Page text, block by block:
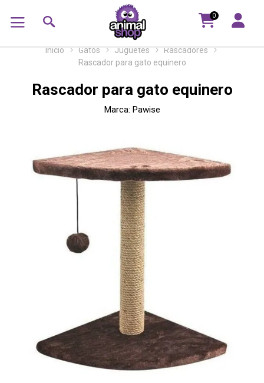
0
Inicio Gatos Juguetes
Rascadores
Rascador para gato equinero
Rascador para gato equinero
Marca: Pawise